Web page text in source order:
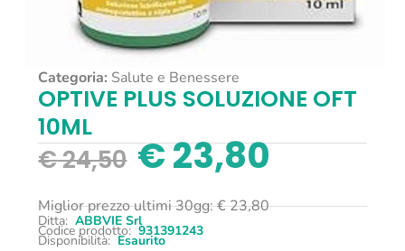
Categoria: Salute e Benessere
OPTIVE PLUS SOLUZIONE OFT
10ML
€24,50 €23,80
Miglior prezzo ultimi 30gg:€23,80
Ditta: ABBVIE Srl
Codice prodotto: 931391243
Disponibilità: Esaurito